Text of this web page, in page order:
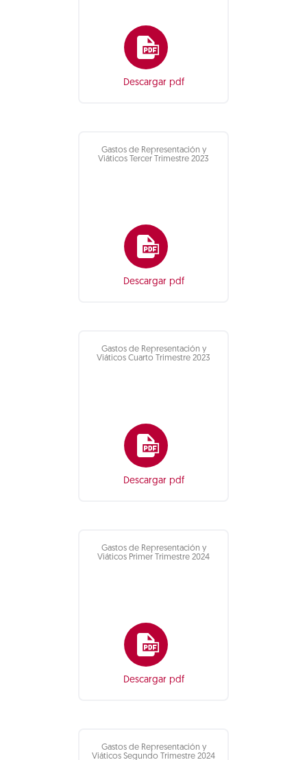
Descargar pdf
Gastos de Representación y
Viáticos Tercer Trimestre 2023
Descargar pdf
Gastos de Representación y
Viáticos Cuarto Trimestre 2023
Descargar pdf
Gastos de Representación y
Viáticos Primer Trimestre 2024
Descargar pdf
Gastos de Representación y
Viáticos Segundo Trimestre 2024